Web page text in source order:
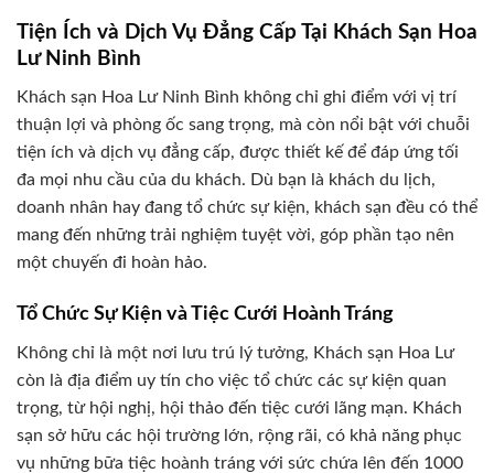
Tiện Ích và Dịch Vụ Đẳng Cấp Tại Khách Sạn Hoa
Lư Ninh Bình
Khách sạn Hoa Lư Ninh Bình không chỉ ghi điểm với vị trí
thuận lợi và phòng ốc sang trọng, mà còn nổi bật với chuỗi
tiện ích và dịch vụ đẳng cấp, được thiết kế để đáp ứng tối
đa mọi nhu cầu của du khách. Dù bạn là khách du lịch,
doanh nhân hay đang tổ chức sự kiện, khách sạn đều có thể
mang đến những trải nghiệm tuyệt vời, góp phần tạo nên
một chuyến đi hoàn hảo.
Tổ Chức Sự Kiện và Tiệc Cưới Hoành Tráng
Không chỉ là một nơi lưu trú lý tưởng, Khách sạn Hoa Lư
còn là địa điểm uy tín cho việc tổ chức các sự kiện quan
trọng, từ hội nghị, hội thảo đến tiệc cưới lãng mạn. Khách
sạn sở hữu các hội trường lớn, rộng rãi, có khả năng phục
vụ những bữa tiệc hoành tráng với sức chứa lên đến 1000